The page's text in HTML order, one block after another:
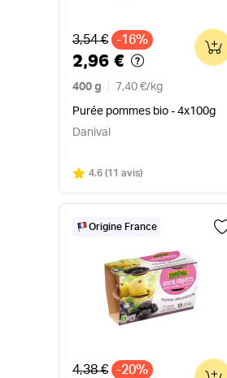
Ancien prix
3,54 € -16%
2,96 €
400 g 7,40 €/kg
Purée pommes bio - 4x100g
0
Danival
Note
4.6 sur 5
(11 avis)
Origine France
Ancien prix
4,38 € -20% 0